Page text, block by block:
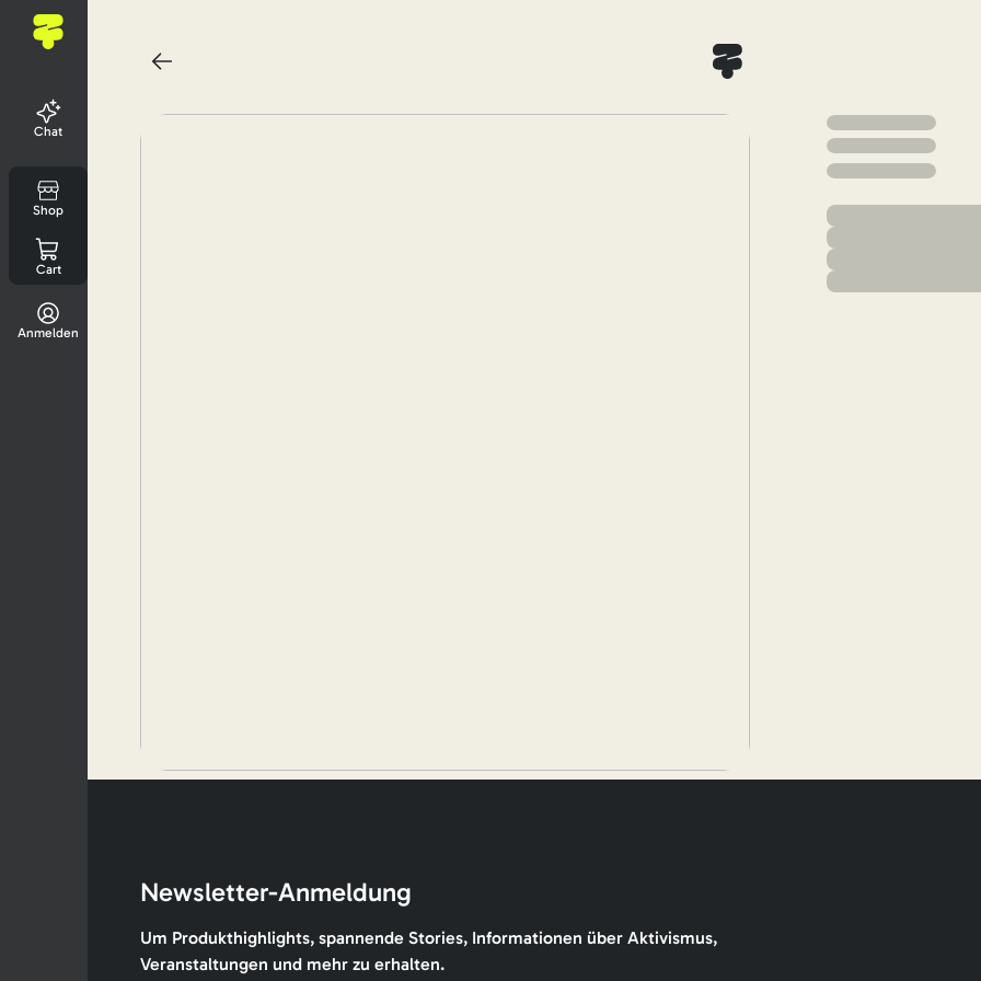
Chat
Shop
Cart
Anmelden
Newsletter-Anmeldung
Um Produkthighlights, spannende Stories, Informationen über Aktivismus,
Veranstaltungen und mehr zu erhalten.